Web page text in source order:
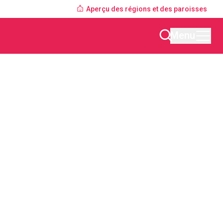
Aperçu des régions et des paroisses